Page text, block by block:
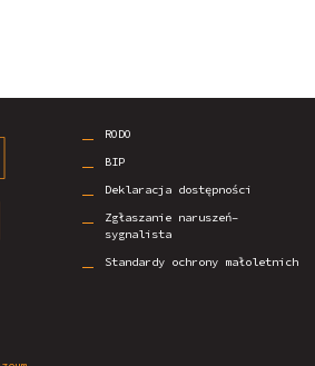
RODO
BIP
Deklaracja dostępności
Zgłaszanie naruszeń–
sygnalista
Standardy ochrony małoletnich